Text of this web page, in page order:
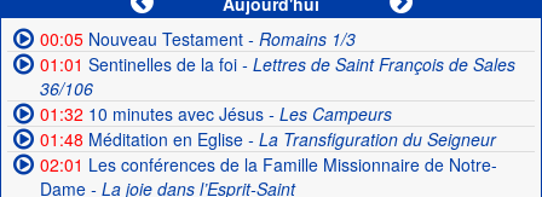
00:05Nouveau Testament- Romains 1/3
01:01 Sentinelles de la foi- Lettres de Saint François de Sales
36/106
01:32 10 minutes avec Jésus- Les Campeurs
01:48 Méditation en Eglise- La Transfiguration du Seigneur
02:01 Les conférences de la Famille Missionnaire de Notre-
Dame- La joie dans l’Esprit-Saint